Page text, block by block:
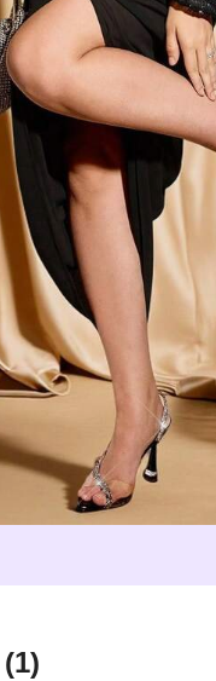
(1)